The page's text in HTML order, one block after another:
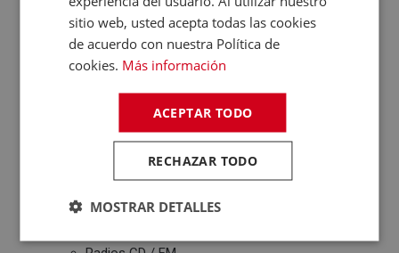
Patinetes Eléctricos
Fotografía y Vídeo
Cámaras Reflex
Cámaras Digitales
Proyectores
Cámaras Deportivas
Auriculares
sitio web, usted acepta todas las cookies
de acuerdo con nuestra Política de
cookies. Más información
ACEPTAR TODO
RECHAZAR TODO
MOSTRAR DETALLES